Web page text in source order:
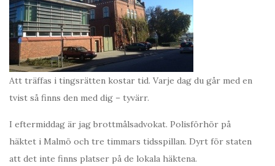
Att träffas i tingsrätten kostar tid. Varje dag du går med en
tvist så finns den med dig – tyvärr.
I eftermiddag är jag brottmålsadvokat. Polisförhör på
häktet i Malmö och tre timmars tidsspillan. Dyrt för staten
att det inte finns platser på de lokala häktena.